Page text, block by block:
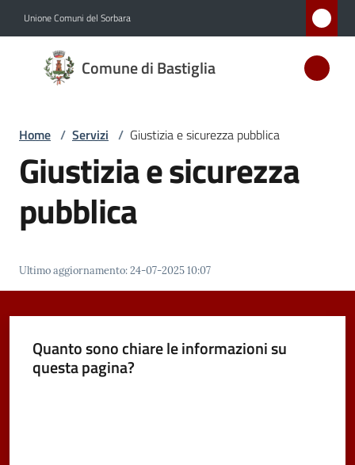
Unione Comuni del Sorbara
Comune di Bastiglia
Comune
di
Amministrazione
Novità
Menu selezionato
Bastiglia
Home / Servizi / Giustizia e sicurezza pubblica
Giustizia e sicurezza
pubblica
Ultimo aggiornamento:24-07-2025 10:07
Quanto sono chiare le informazioni su
questa pagina?